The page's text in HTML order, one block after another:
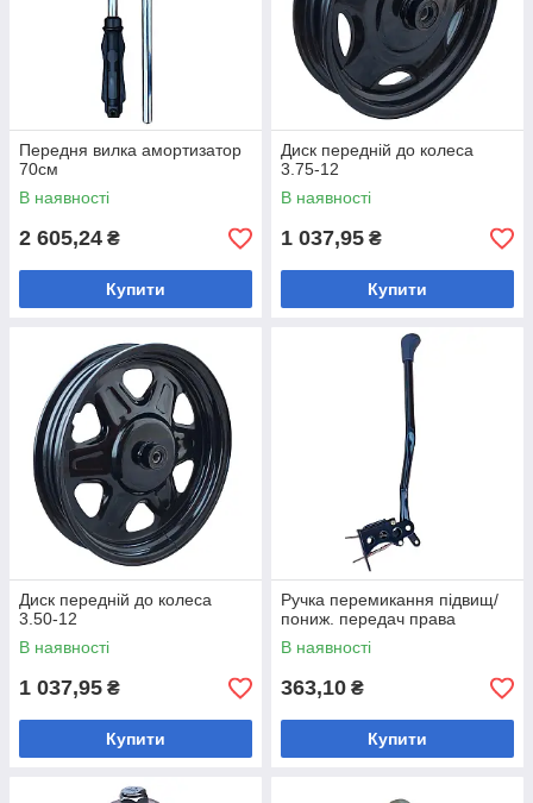
Передня вилка амортизатор
70см
В наявності
2 605,24 ₴
Купити
Диск передній до колеса
3.75-12
В наявності
1 037,95 ₴
Купити
Диск передній до колеса
3.50-12
В наявності
1 037,95 ₴
Купити
Ручка перемикання підвищ/
пониж. передач права
В наявності
363,10 ₴
Купити